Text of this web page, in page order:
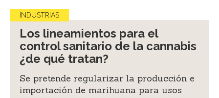
INDUSTRIAS
Los lineamientos para el
control sanitario de la cannabis
¿de qué tratan?
Se pretende regularizar la producción e
importación de marihuana para usos